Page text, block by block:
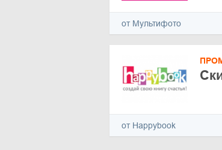
от Мультифото
от Happybook